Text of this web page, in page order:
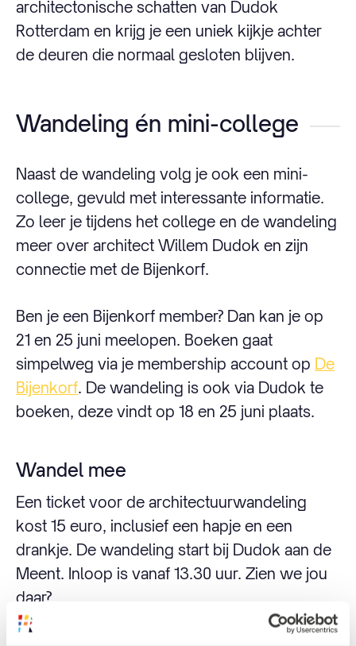
architectonische schatten van Dudok
Rotterdam en krijg je een uniek kijkje achter
de deuren die normaal gesloten blijven.
Wandeling én mini-college
Naast de wandeling volg je ook een mini-
college, gevuld met interessante informatie.
Zo leer je tijdens het college en de wandeling
meer over architect Willem Dudok en zijn
connectie met de Bijenkorf.
Ben je een Bijenkorf member? Dan kan je op
21 en 25 juni meelopen. Boeken gaat
simpelweg via je membership account op De
Bijenkorf. De wandeling is ook via Dudok te
boeken, deze vindt op 18 en 25 juni plaats.
Wandel mee
Een ticket voor de architectuurwandeling
kost 15 euro, inclusief een hapje en een
drankje. De wandeling start bij Dudok aan de
Meent. Inloop is vanaf 13.30 uur. Zien we jou
daar?